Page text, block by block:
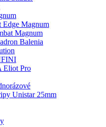
Edge Magnum
Magnum
Balenia
Pro
Unistar 25mm